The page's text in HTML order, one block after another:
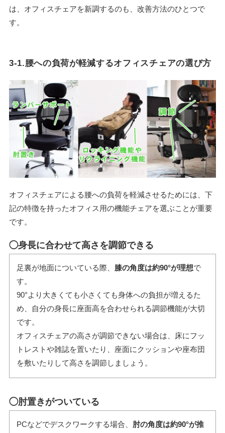
は、オフィスチェアを新調するのも、改善方法のひとつで
す。
3-1.腰への負荷が軽減するオフィスチェアの選び方
オフィスチェアによる腰への負荷を軽減させるためには、下
記の特徴を持ったオフィス用の機能チェアを選ぶことが重要
です。
◯身長に合わせて高さを調節できる
足裏が地面についている際、 膝の角度は約90°が理想で
す。
90°より大きくても小さくても身体への負担が増えるた
め、自分の身長に座面高を合わせられる調節機能が大切
です。
オフィスチェアの高さが調節できない場合は、床にフッ
トレストや雑誌を置いたり、座面にクッションや座布団
を敷いたりして高さを調節しましょう。
◯肘置きがついている
PCなどでデスクワークする場合、 肘の角度は約90°が推